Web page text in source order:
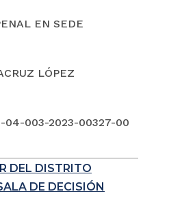
EN SEDE
LÓPEZ
04-003-2023-00327-00
DEL DISTRITO
DE DECISIÓN